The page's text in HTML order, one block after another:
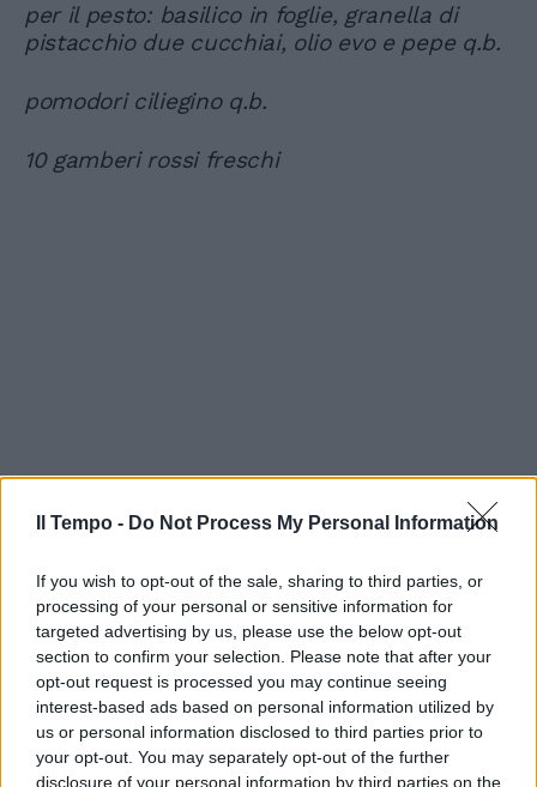
Il Tempo - Do Not Process My Personal Information
If you wish to opt-out of the sale, sharing to third parties, or
processing of your personal or sensitive information for
targeted advertising by us, please use the below opt-out
section to confirm your selection. Please note that after your
opt-out request is processed you may continue seeing
interest-based ads based on personal information utilized by
us or personal information disclosed to third parties prior to
your opt-out. You may separately opt-out of the further
disclosure of your personal information by third parties on the
per il pesto: basilico in foglie, granella di
pistacchio due cucchiai, olio evo e pepe q.b.
pomodori ciliegino q.b.
10 gamberi rossi freschi